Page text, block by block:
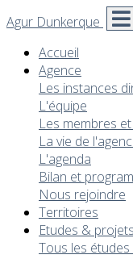
Agur Dunkerque
Accueil
Agence
Les instances
L'équipe
Les membres
La vie de
L'agenda
Bilan et
Nous rejoindre
Territoires
Etudes & projets
Tous les